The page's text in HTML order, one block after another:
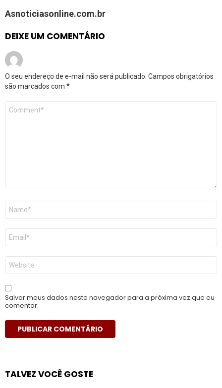
Asnoticiasonline.com.br
DEIXE UM COMENTÁRIO
O seu endereço de e-mail não será publicado. Campos obrigatórios
são marcados com *
Comentário
Nome
E-
mail
*
Site
Salvar meus dados neste navegador para a próxima vez que eu
comentar.
TALVEZ VOCÊ GOSTE